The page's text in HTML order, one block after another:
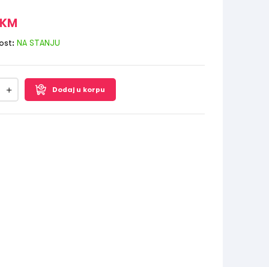
KM
NA STANJU
Dodaj u korpu